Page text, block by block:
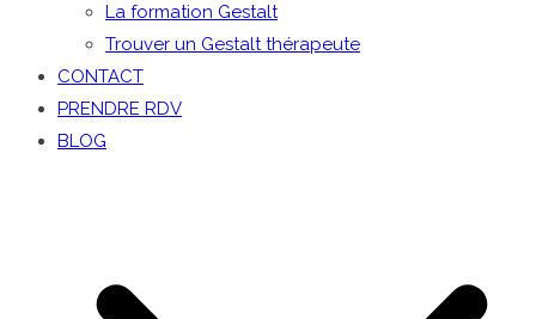
La formation Gestalt
Trouver un Gestalt thérapeute
CONTACT
PRENDRE RDV
BLOG